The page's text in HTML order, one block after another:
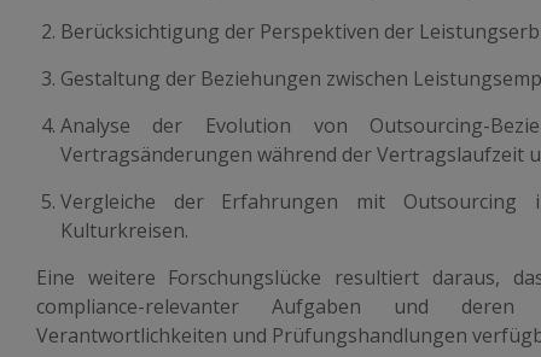
Berücksichtigung der Perspektiven der
Gestaltung der Beziehungen zwischen
Analyse der Evolution von Outsourcing-
Vertragsänderungen während der Vertragslaufzeit
Vergleiche der Erfahrungen mit Outsourcing
Kulturkreisen.
Eine weitere Forschungslücke resultiert daraus,
compliance-relevanter Aufgaben und
Verantwortlichkeiten und Prüfungshandlungen